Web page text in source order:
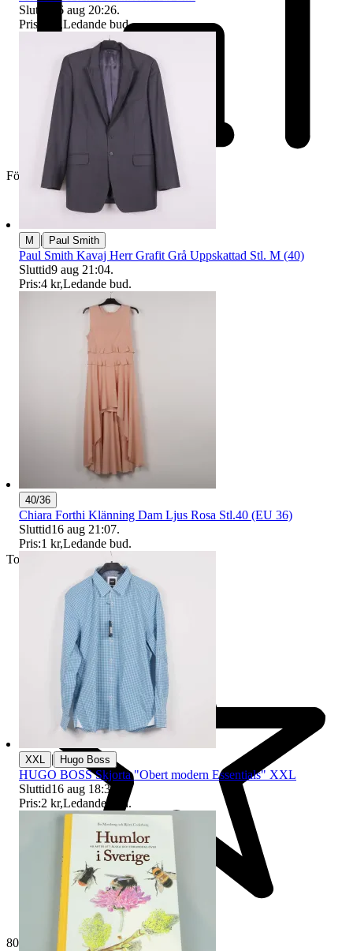
Företag
Toppsäljare
80 753 omdömen
Sluttid
16 aug 20:26.
Pris:
,Ledande bud.
M | Paul Smith
Paul Smith Kavaj Herr Grafit Grå Uppskattad Stl. M (40)
Sluttid9 aug 21:04.
Pris:4 kr,Ledande bud.
40/36
Chiara Forthi Klänning Dam Ljus Rosa Stl.40 (EU 36)
Sluttid16 aug 21:07.
Pris:1 kr,Ledande bud.
XXL | Hugo Boss
HUGO BOSS Skjorta "Obert modern Essentials" XXL
Sluttid16 aug 18:32
Pris:2 kr,Ledande bud.